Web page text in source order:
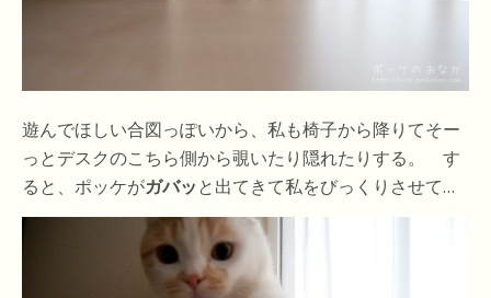
遊んでほしい合図っぽいから、私も椅子から降りてそー
っとデスクのこちら側から覗いたり隠れたりする。 す
ると、ポッケがガバッと出てきて私をびっくりさせて…